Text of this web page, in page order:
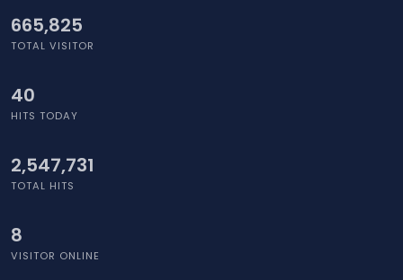
665,825
TOTAL VISITOR
39
HITS TODAY
2,547,731
TOTAL HITS
2
VISITOR ONLINE